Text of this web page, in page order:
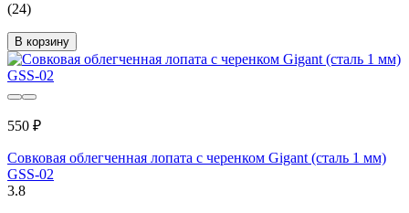
(24)
В корзину
550 ₽
Совковая облегченная лопата с черенком Gigant (сталь 1 мм)
GSS-02
3.8